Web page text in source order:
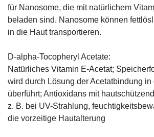
für Nanosome, die mit natürlichem
beladen sind. Nanosome können
in die Haut transportieren.
D-alpha-Tocopheryl Acetate:
Natürliches Vitamin E-Acetat;
wird durch Lösung der Acetatbindung in
überführt; Antioxidans mit
z. B. bei UV-Strahlung,
die vorzeitige Hautalterung